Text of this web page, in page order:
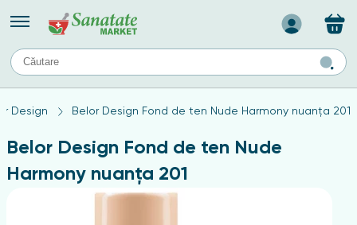
Назад
TIPURI DE TEN
Produse pentru ten mixt
Ten problematic
Produse pentru ten gras
Produse pentru ten sensibil
Design Belor Design Fond de ten Nude Harmony nuanța 201
Belor Design Fond de ten Nude
Harmony nuanța 201